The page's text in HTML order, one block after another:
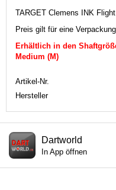
TARGET Clemens INK
Preis gilt für eine
Erhältlich in den
Medium (M)
Artikel-Nr.
Hersteller
Dartworld
In App öffnen